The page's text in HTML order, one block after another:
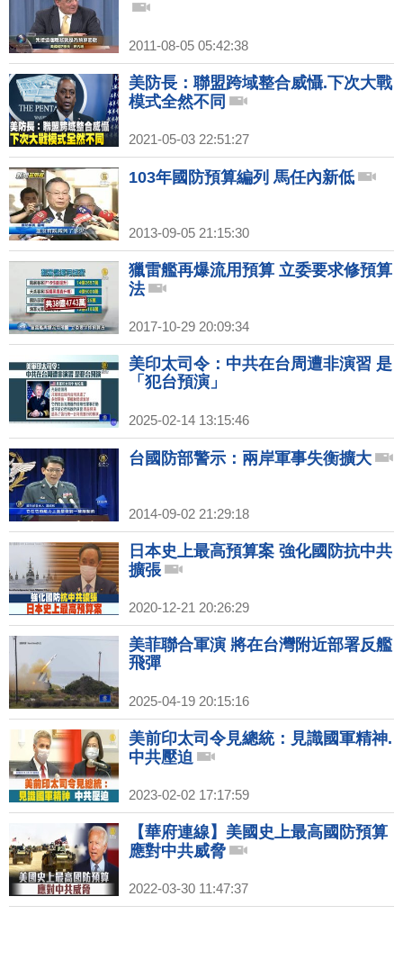
2011-08-05 05:42:38
美防長：聯盟跨域整合威懾.下次大戰
模式全然不同
2021-05-03 22:51:27
103年國防預算編列 馬任內新低
2013-09-05 21:15:30
獵雷艦再爆流用預算 立委要求修預算
法
2017-10-29 20:09:34
美印太司令：中共在台周遭非演習 是
「犯台預演」
2025-02-14 13:15:46
台國防部警示：兩岸軍事失衡擴大
2014-09-02 21:29:18
日本史上最高預算案 強化國防抗中共
擴張
2020-12-21 20:26:29
美菲聯合軍演 將在台灣附近部署反艦
飛彈
2025-04-19 20:15:16
美前印太司令見總統：見識國軍精神.
中共壓迫
2023-02-02 17:17:59
【華府連線】美國史上最高國防預算
應對中共威脅
2022-03-30 11:47:37